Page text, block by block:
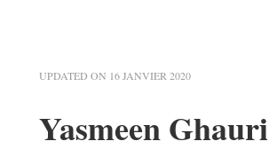
UPDATED ON 16 JANVIER 2020
Yasmeen Ghauri